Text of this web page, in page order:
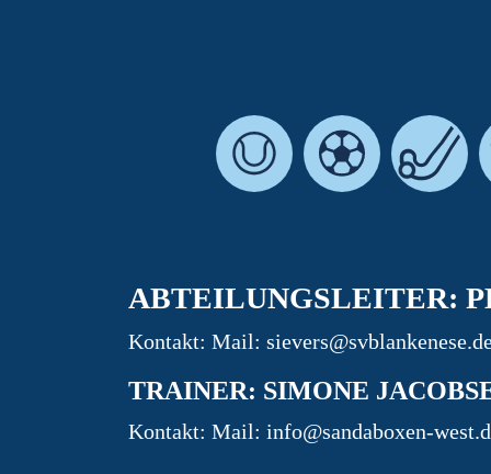
ABTEILUNGSLEITER:
Kontakt: Mail:
TRAINER: SIMONE
Kontakt: Mail: info@sandaboxen-